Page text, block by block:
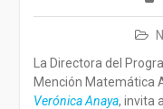
La Directora del
Mención Matemática
Verónica Anaya, invita